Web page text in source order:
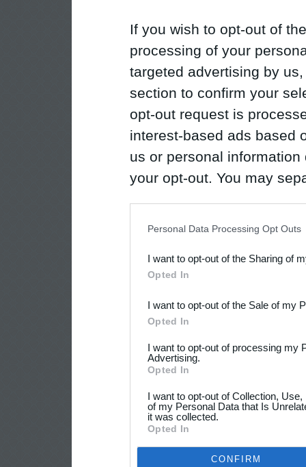
If you wish to opt-out of
processing of your
targeted advertising by
section to confirm your
opt-out request is
interest-based ads based
us or personal
your opt-out. You may
Downstream Participants
third parties.
Personal Data Processing Opt Outs
I want to opt-out of the Sharing of
Opted In
I want to opt-out of the Sale of my
Opted In
I want to opt-out of processing my
Advertising.
Opted In
I want to opt-out of Collection,
of my Personal Data that Is
it was collected.
Opted In
CONFIRM